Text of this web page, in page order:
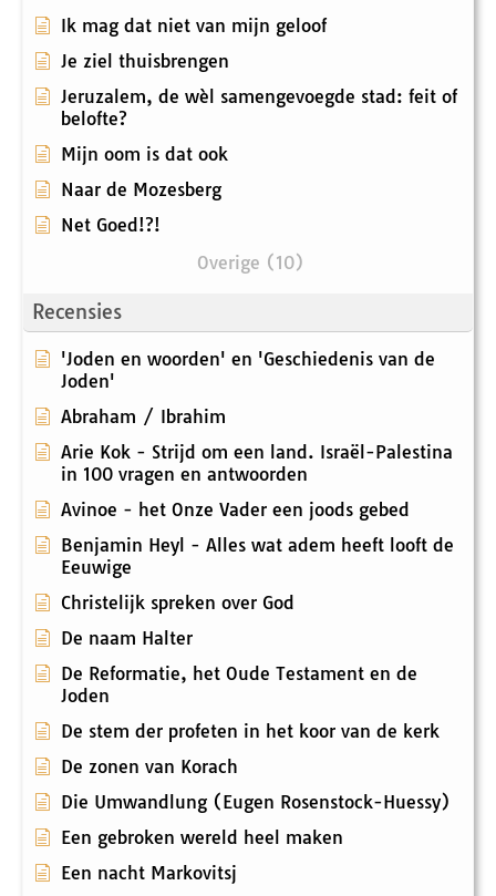
Ik mag dat niet van mijn geloof
Je ziel thuisbrengen
Jeruzalem, de wèl samengevoegde stad: feit of
belofte?
Mijn oom is dat ook
Naar de Mozesberg
Net Goed!?!
Overige (10)
Recensies
'Joden en woorden' en 'Geschiedenis van de
Joden'
Abraham / Ibrahim
Arie Kok - Strijd om een land. Israël-Palestina
in 100 vragen en antwoorden
Avinoe - het Onze Vader een joods gebed
Benjamin Heyl - Alles wat adem heeft looft de
Eeuwige
Christelijk spreken over God
De naam Halter
De Reformatie, het Oude Testament en de
Joden
De stem der profeten in het koor van de kerk
De zonen van Korach
Die Umwandlung (Eugen Rosenstock-Huessy)
Een gebroken wereld heel maken
Een nacht Markovitsj